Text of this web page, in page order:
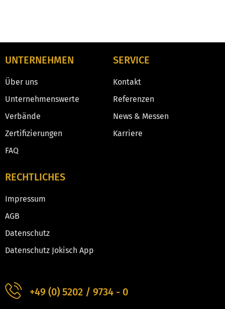
UNTERNEHMEN
Über uns
Unternehmenswerte
Verbände
Zertifizierungen
FAQ
SERVICE
Kontakt
Referenzen
News & Messen
Karriere
RECHTLICHES
Impressum
AGB
Datenschutz
Datenschutz Jokisch App
+49 (0) 5202 / 9734 - 0